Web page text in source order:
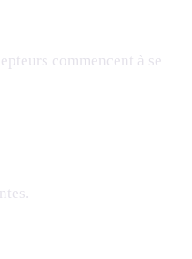
commencent à se